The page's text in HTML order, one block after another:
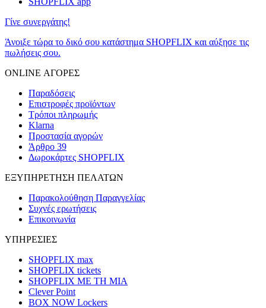
Γίνε συνεργάτης!
Άνοιξε τώρα το δικό σου κατάστημα SHOPFLIX και αύξησε τις
πωλήσεις σου.
ONLINE ΑΓΟΡΕΣ
Παραδόσεις
Επιστροφές προϊόντων
Τρόποι πληρωμής
Klarna
Προστασία αγορών
Άρθρο 39
Δωροκάρτες SHOPFLIX
ΕΞΥΠΗΡΕΤΗΣΗ ΠΕΛΑΤΩΝ
Παρακολούθηση Παραγγελίας
Συχνές ερωτήσεις
Επικοινωνία
ΥΠΗΡΕΣΙΕΣ
SHOPFLIX max
SHOPFLIX tickets
SHOPFLIX ΜΕ ΤΗ ΜΙΑ
Clever Point
BOX NOW Lockers